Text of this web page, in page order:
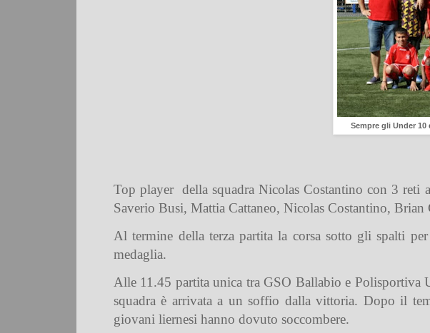
Sempre gli Under
Top player della squadra Nicolas Costantino con 3 reti
Saverio Busi, Mattia Cattaneo, Nicolas Costantino,
Al termine della terza partita la corsa sotto gli spalti
medaglia.
Alle 11.45 partita unica tra GSO Ballabio e Polisportiva
squadra è arrivata a un soffio dalla vittoria. Dopo il
giovani liernesi hanno dovuto soccombere.